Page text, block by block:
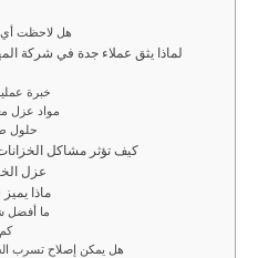
هل لاحظت أي
لماذا يثق عملاء جدة في شركة
خبرة
مواد عزل
حلول
كيف تؤثر مشاكل
عزل
ماذا
ما أفضل
هل يمكن إصلاح تسرب